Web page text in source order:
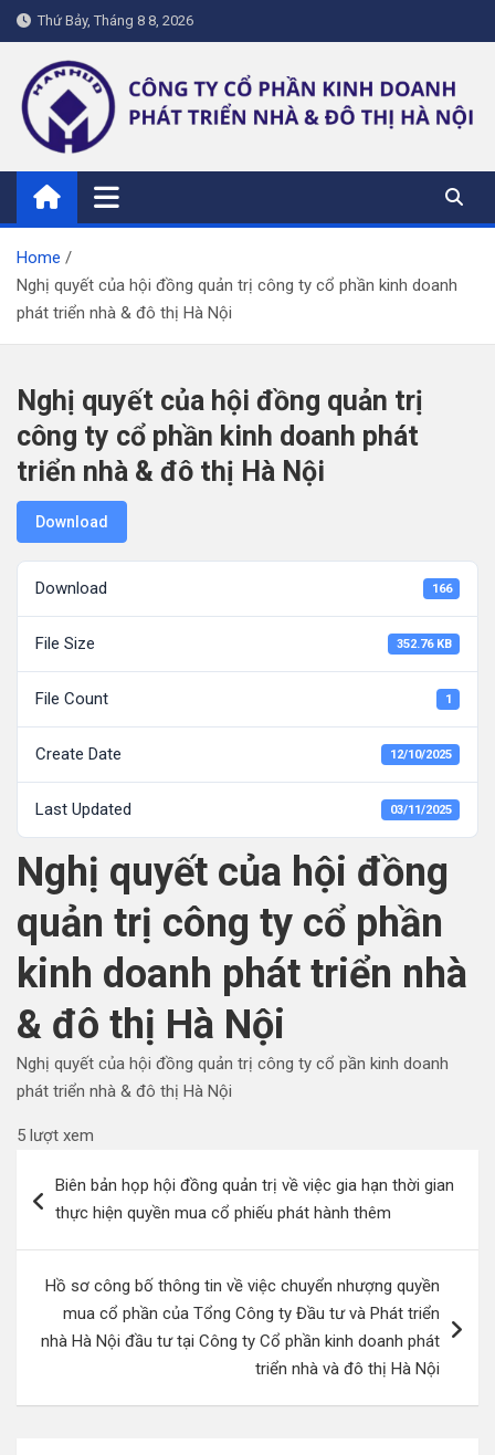
Skip
to
content
Thứ Bảy, Tháng 8 8, 2026
hanhud.vn
Home
Nghị quyết của hội đồng quản trị công ty cổ phần kinh doanh
phát triển nhà & đô thị Hà Nội
Nghị quyết của hội đồng quản trị
công ty cổ phần kinh doanh phát
triển nhà & đô thị Hà Nội
Download
Download 166
File Size 352.76 KB
File Count 1
Create Date 12/10/2025
Last Updated 03/11/2025
Nghị quyết của hội đồng
quản trị công ty cổ phần
kinh doanh phát triển nhà
& đô thị Hà Nội
Nghị quyết của hội đồng quản trị công ty cổ pần kinh doanh
phát triển nhà & đô thị Hà Nội
5 lượt xem
hướng
viết
Biên bản họp hội đồng quản trị về việc gia hạn thời gian
thực hiện quyền mua cổ phiếu phát hành thêm
Hồ sơ công bố thông tin về việc chuyển nhượng quyền
mua cổ phần của Tổng Công ty Đầu tư và Phát triển
nhà Hà Nội đầu tư tại Công ty Cổ phần kinh doanh phát
triển nhà và đô thị Hà Nội